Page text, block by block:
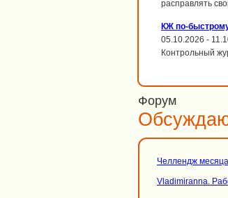
расправлять
КЖ по-
05.10.2026 -
Контрольный
Форум
Челлендж
Vladimiranna.